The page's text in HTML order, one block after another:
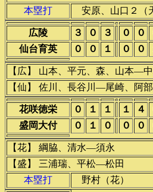
本塁打
安原、山口２（
広陵 ３ ０ ３ ０ ０
仙台育英
０ ０ １ ０ ０
【広】 山本、平元、森、山本―
【仙】 佐川、長谷川―尾崎、阿部
花咲徳栄 ０ １ １ １ ４
盛岡大付
０ １ ０ ０ ０
【花】 綱脇、清水―須永
【盛】 三浦瑞、平松―松田
本塁打
野村（花）